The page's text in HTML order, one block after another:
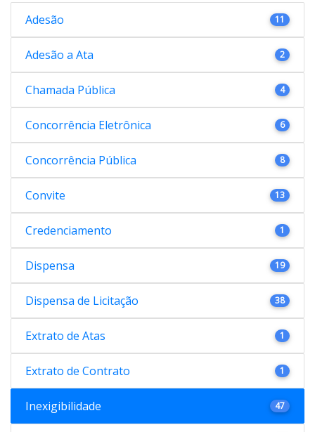
Adesão 11
Adesão a Ata 2
Chamada Pública 4
Concorrência Eletrônica 6
Concorrência Pública 8
Convite 13
Credenciamento 1
Dispensa 19
Dispensa de Licitação 38
Extrato de Atas 1
Extrato de Contrato 1
Inexigibilidade 47